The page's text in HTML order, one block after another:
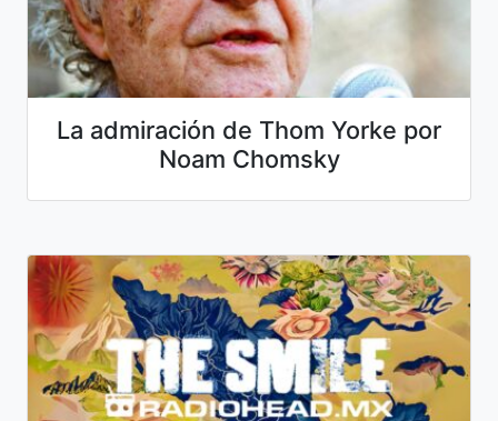
La admiración de Thom Yorke por
Noam Chomsky